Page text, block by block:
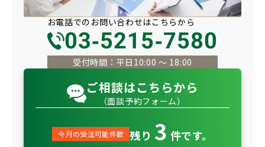
お電話での お問い合わせはこちらから
03-5215-7580
受付時間：平日10:00 〜 18:00
ご相談はこちらから
（面談予約フォーム）
今月の受注可能件数 残り 3 件です。